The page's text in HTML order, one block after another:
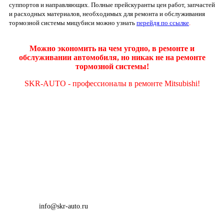
суппортов и направляющих. Полные прейскуранты цен работ, запчастей
и расходных материалов, необходимых для ремонта и обслуживания
тормозной системы мицубиси можно узнать перейдя по ссылке
Можно экономить на чем угодно, в ремонте и
обслуживании автомобиля, но никак не на ремонте
тормозной системы!
SKR-AUTO - профессионалы в ремонте Mitsubishi!
info@skr-auto.ru